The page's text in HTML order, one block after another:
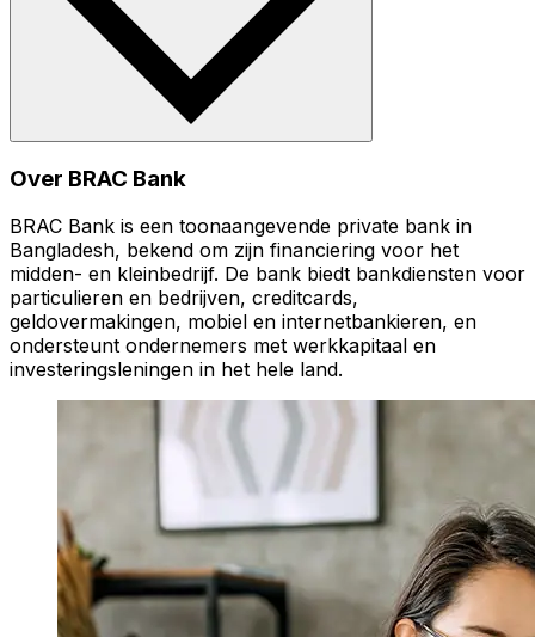
Over BRAC Bank
BRAC Bank is een toonaangevende private bank in
Bangladesh, bekend om zijn financiering voor het
midden- en kleinbedrijf. De bank biedt bankdiensten voor
particulieren en bedrijven, creditcards,
geldovermakingen, mobiel en internetbankieren, en
ondersteunt ondernemers met werkkapitaal en
investeringsleningen in het hele land.